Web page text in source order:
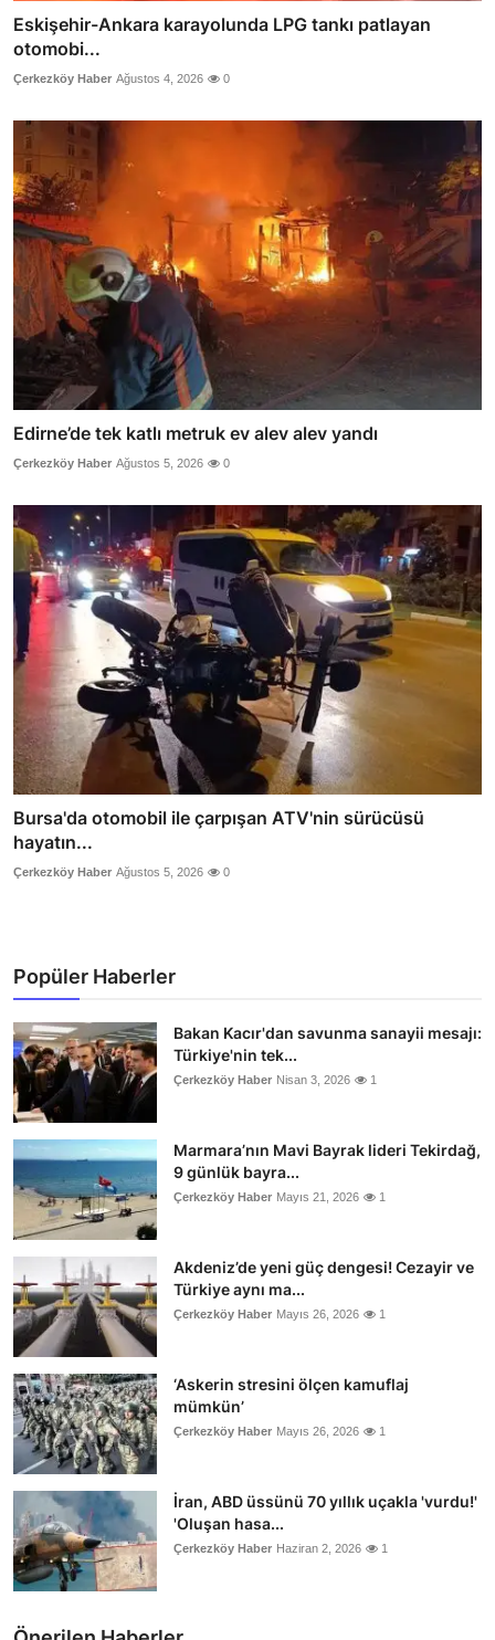
Eskişehir-Ankara karayolunda LPG tankı patlayan
otomobi...
Çerkezköy Haber Ağustos 4, 2026 0
Edirne’de tek katlı metruk ev alev alev yandı
Çerkezköy Haber Ağustos 5, 2026 0
Bursa'da otomobil ile çarpışan ATV'nin sürücüsü
hayatın...
Çerkezköy Haber Ağustos 5, 2026 0
Popüler Haberler
Bakan Kacır'dan savunma sanayii mesajı:
Türkiye'nin tek...
Çerkezköy Haber Nisan 3, 2026 1
Marmara’nın Mavi Bayrak lideri Tekirdağ,
9 günlük bayra...
Çerkezköy Haber Mayıs 21, 2026 1
Akdeniz’de yeni güç dengesi! Cezayir ve
Türkiye aynı ma...
Çerkezköy Haber Mayıs 26, 2026 1
‘Askerin stresini ölçen kamuflaj
mümkün’
Çerkezköy Haber Mayıs 26, 2026 1
İran, ABD üssünü 70 yıllık uçakla 'vurdu!'
'Oluşan hasa...
Çerkezköy Haber Haziran 2, 2026 1